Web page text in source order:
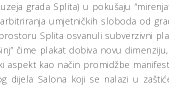
grada Splita) u pokušaju
umjetničkih sloboda od
Splita osvanuli subverzivni
čime plakat dobiva novu
aspekt kao način promidžbe
dijela Salona koji se nalazi u